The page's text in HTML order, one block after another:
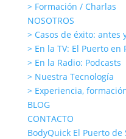
> Formación / Charlas
NOSOTROS
> Casos de éxito: antes
> En la TV: El Puerto en
> En la Radio: Podcasts
> Nuestra Tecnología
> Experiencia,
BLOG
CONTACTO
BodyQuick El Puerto de